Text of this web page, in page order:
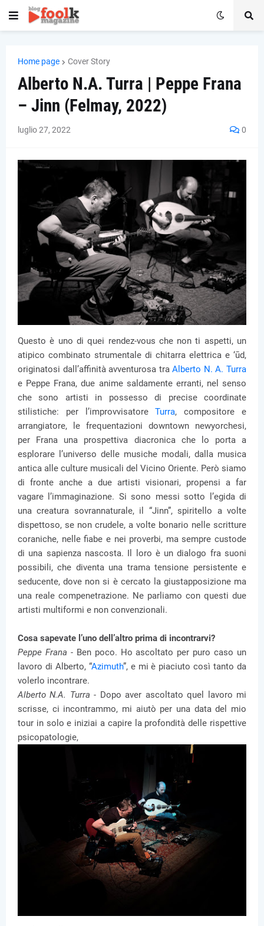
Home page Cover Story
Alberto N.A. Turra | Peppe Frana
– Jinn (Felmay, 2022)
luglio 27, 2022 0
Questo è uno di quei rendez-vous che non ti aspetti, un
atipico combinato strumentale di chitarra elettrica e ‘ūd,
originatosi dall’affinità avventurosa traAlberto N. A. Turra
e Peppe Frana, due anime saldamente erranti, nel senso
che sono artisti in possesso di precise coordinate
stilistiche: per l’improvvisatoreTurra, compositore e
arrangiatore, le frequentazioni downtown newyorchesi,
per Frana una prospettiva diacronica che lo porta a
esplorare l’universo delle musiche modali, dalla musica
antica alle culture musicali del Vicino Oriente. Però siamo
di fronte anche a due artisti visionari, propensi a far
vagare l’immaginazione. Si sono messi sotto l’egida di
una creatura sovrannaturale, il “Jinn”, spiritello a volte
dispettoso, se non crudele, a volte bonario nelle scritture
coraniche, nelle fiabe e nei proverbi, ma sempre custode
di una sapienza nascosta. Il loro è un dialogo fra suoni
possibili, che diventa una trama tensione persistente e
seducente, dove non si è cercato la giustapposizione ma
una reale compenetrazione. Ne parliamo con questi due
artisti multiformi e non convenzionali.
Cosa sapevate l’uno dell’altro prima di incontrarvi?
Peppe Frana -Ben poco. Ho ascoltato per puro caso un
lavoro di Alberto, “Azimuth”, e mi è piaciuto così tanto da
volerlo incontrare.
Alberto N.A. Turra - Dopo aver ascoltato quel lavoro mi
scrisse, ci incontrammo, mi aiutò per una data del mio
tour in solo e iniziai a capire la profondità delle rispettive
psicopatologie,